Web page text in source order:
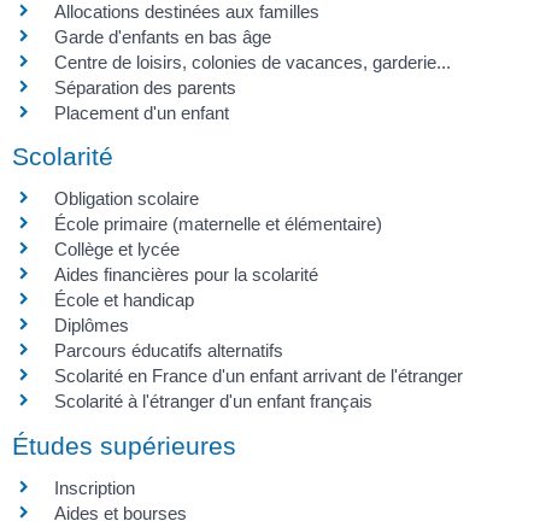
Allocations destinées aux familles
Garde d'enfants en bas âge
Centre de loisirs, colonies de vacances, garderie...
Séparation des parents
Placement d'un enfant
Scolarité
Obligation scolaire
École primaire (maternelle et élémentaire)
Collège et lycée
Aides financières pour la scolarité
École et handicap
Diplômes
Parcours éducatifs alternatifs
Scolarité en France d'un enfant arrivant de l'étranger
Scolarité à l'étranger d'un enfant français
Études supérieures
Inscription
Aides et bourses